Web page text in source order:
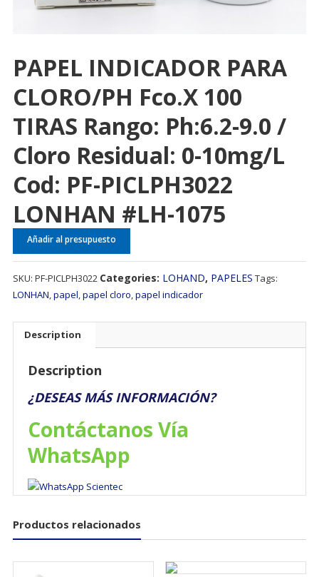
PAPEL INDICADOR PARA
CLORO/PH Fco.x 100
TIRAS Rango: Ph:6.2-9.0 /
Cloro Residual: 0-10mg/L
Cod: PF-PICLPH3022
LONHAN #LH-1075
Añadir al presupuesto
SKU: PF-PICLPH3022 Categories: LOHAND, PAPELES Tags:
LONHAN papel papel cloro papel indicador
Description
Description
¿DESEAS MÁS INFORMACIÓN?
Contáctanos Vía
WhatsApp
Productos relacionados